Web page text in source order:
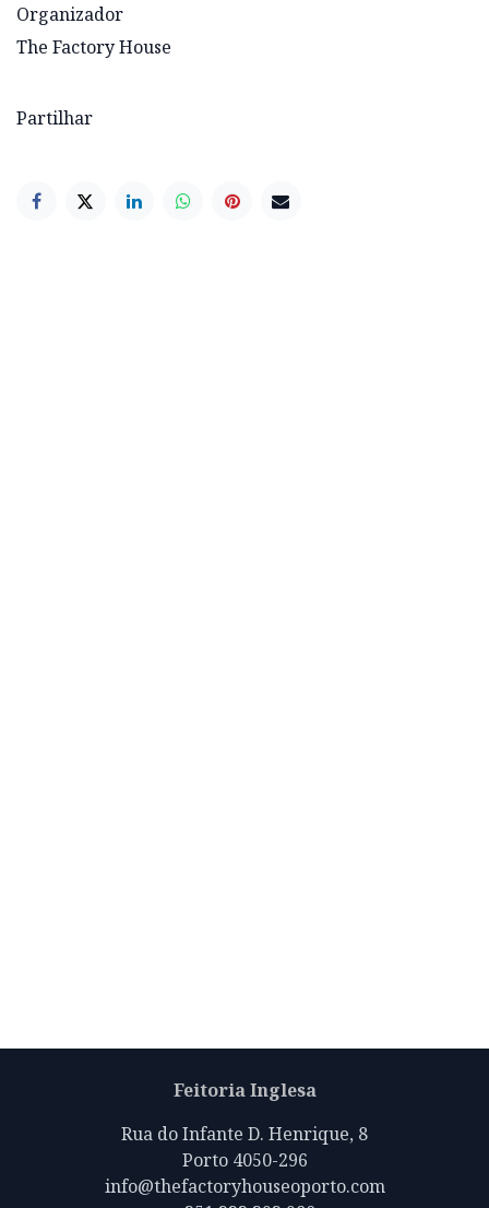
Organizador
The Factory House
Partilhar
Feitoria Inglesa
Rua do Infante D. Henrique, 8
Porto 4050-296
info@thefactoryhouseoporto.com